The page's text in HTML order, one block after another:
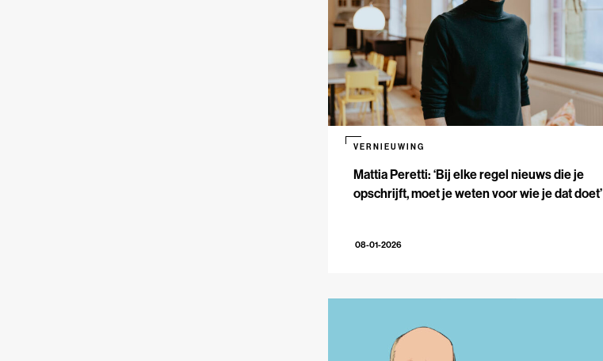
Mattia Peretti: ‘Bij elke regel nieuws die je
opschrijft, moet je weten voor wie je dat doet’
VERNIEUWING
08-01-2026